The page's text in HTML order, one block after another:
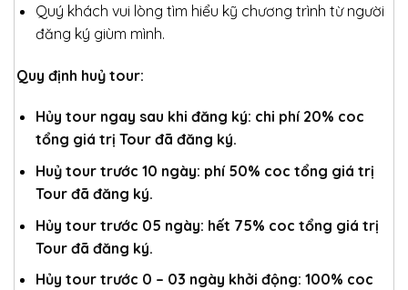
Quý khách vui lòng tìm hiểu kỹ chương trình từ người
đăng ký giùm mình.
Quy định huỷ tour:
Hủy tour ngay sau khi đăng ký: chi phí 20% coc
tổng giá trị Tour đã đăng ký.
Huỷ tour trước 10 ngày: phí 50% coc tổng giá trị
Tour đã đăng ký.
Hủy tour trước 05 ngày: hết 75% coc tổng giá trị
Tour đã đăng ký.
Hủy tour trước 0 – 03 ngày khởi động: 100% coc